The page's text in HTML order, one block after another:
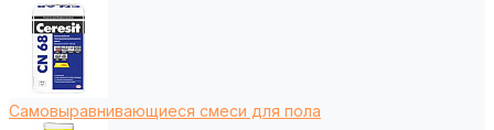
Самовыравнивающиеся смеси для пола